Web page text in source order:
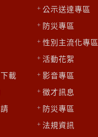
載
公示送達專區
防災專區
性別主流化專區
活動花絮
影音專區
徵才訊息
防災專區
法規資訊